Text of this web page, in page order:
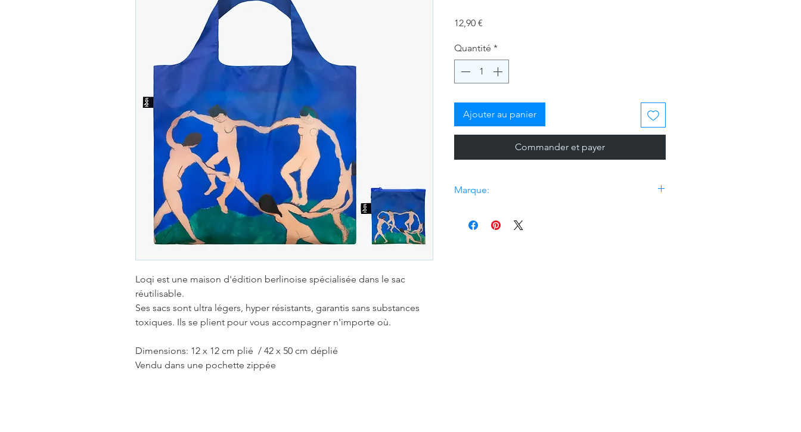
Loqi est une maison d'édition berlinoise spécialisée dans le sac
réutilisable.
Ses sacs sont ultra légers, hyper résistants, garantis sans substances
toxiques. Ils se plient pour vous accompagner n'importe où.
Dimensions: 12 x 12 cm plié / 42 x 50 cm déplié
Vendu dans une pochette zippée
12,90 €
Quantité *
Ajouter au panier
Commander et payer
Marque: